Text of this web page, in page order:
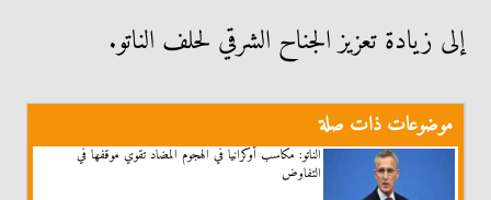
إلى زيادة تعزيز الجناح الشرقي لحلف الناتو.
موضوعات ذات صلة
الناتو: مكاسب أوكرانيا في الهجوم المضاد تقوي موقفها في
التفاوض